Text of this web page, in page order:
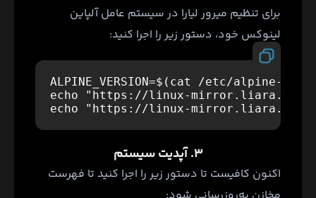
برای تنظیم میرور لیارا در سیستم عامل آلپاین
لینوکس خود، دستور زیر را اجرا کنید:
ALPINE_VERSION=$(cat /etc/
echo "https://linux-mirror.liara.ir/
۳. آپدیت سیستم
اکنون کافیست تا دستور زیر را اجرا کنید تا فهرست